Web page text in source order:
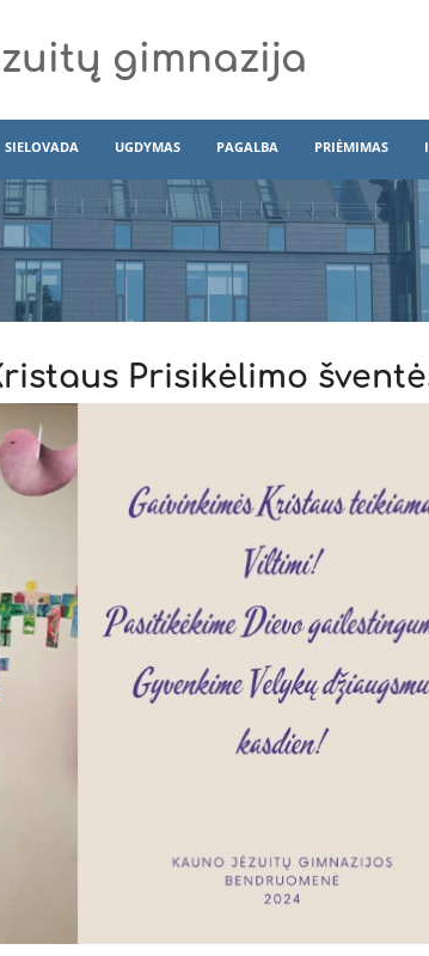
gimnazija
SIELOVADA UGDYMAS PAGALBA PRIĖMIMAS
Prisikėlimo